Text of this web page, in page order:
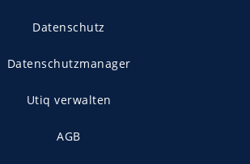
Datenschutz
Datenschutzmanager
Utiq verwalten
AGB